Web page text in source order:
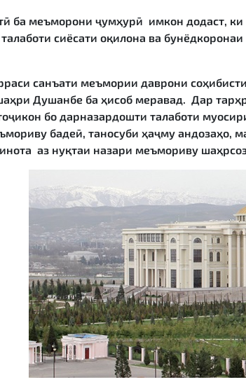
меъморони ҷумҳурӣ имкон додаст, ки
сиёсати оқилона ва
санъати меъмории даврони
Душанбе ба ҳисоб меравад. Дар
бо дарназардошти талаботи
бадеӣ, таносуби ҳаҷму андозаҳо,
аз нуқтаи назари меъмориву